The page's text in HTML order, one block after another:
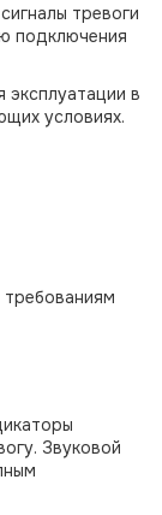
тревоги
подключения
эксплуатации в
условиях.
Звуковой